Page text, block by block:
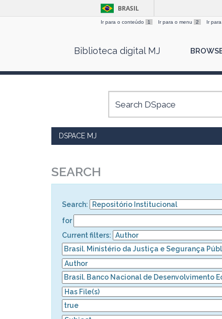
BRASIL
Ir para o conteúdo 1 Ir para o menu 2 Ir
Biblioteca digital MJ
DSPACE MJ
SEARCH
Search:
for
Current filters: